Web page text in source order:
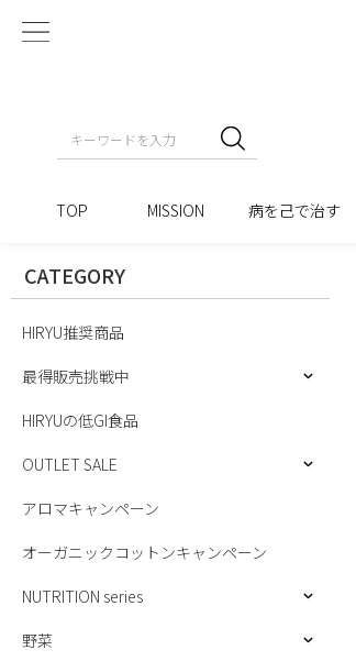
TOP MISSION 病を己で治す
CATEGORY
HIRYU推奨商品
最得販売挑戦中
HIRYUの低GI食品
OUTLET SALE
アロマキャンペーン
オーガニックコットンキャンペーン
NUTRITION series
野菜